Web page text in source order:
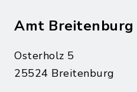
Amt Breitenburg
Osterholz 5
25524 Breitenburg